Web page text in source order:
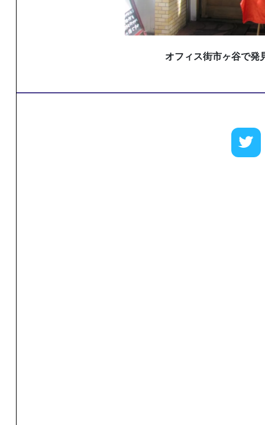
オフィス街市ヶ谷で発